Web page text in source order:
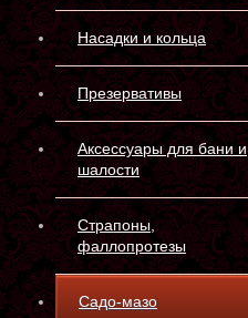
Насадки и кольца
Презервативы
Аксессуары для бани и
шалости
Страпоны,
фаллопротезы
Садо-мазо